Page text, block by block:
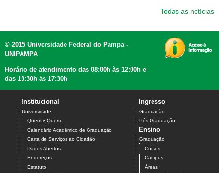
Todas as notícias
© 2015 Universidade Federal do Pampa -
UNIPAMPA
Horário de atendimento das 08:00h às 12:00h e
das 13:30h às 17:30h
Institucional
Universidade
Quem é Quem
Calendário Acadêmico de Graduação
Carta de Serviços ao Cidadão
Dados Abertos
Endereços
Estatuto
Ingresso
Graduação
Pós-Graduação
Ensino
Graduação
Cursos
Campus
Áreas